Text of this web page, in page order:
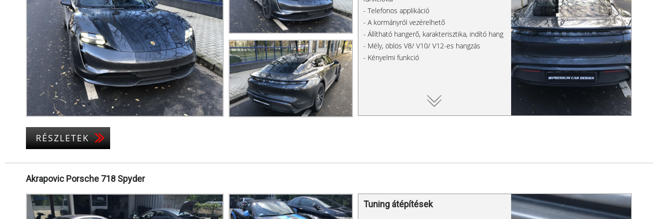
- Telefonos applikáció
- A kormányról vezérelhető
- Állítható hangerő, karakterisztika, indító hang
- Mély, öblös V8/ V10/ V12-es hangzás
- Kényelmi funkció
RÉSZLETEK
Akrapovic Porsche 718 Spyder
Tuning átépítések